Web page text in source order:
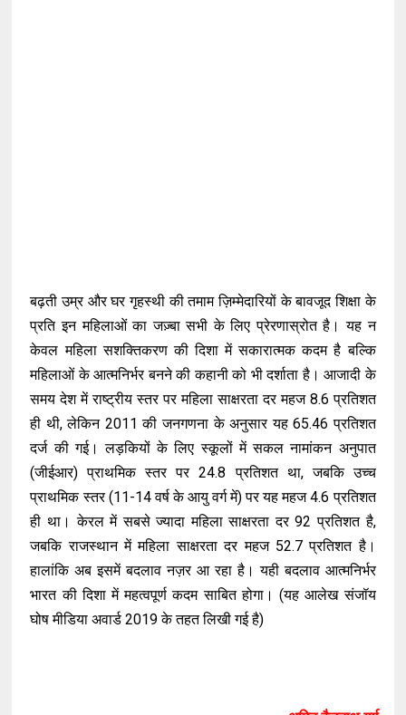
बढ़ती उम्र और घर गृहस्थी की तमाम ज़िम्मेदारियों के बावजूद शिक्षा के
प्रति इन महिलाओं का जज़्बा सभी के लिए प्रेरणास्रोत है। यह न
केवल महिला सशक्तिकरण की दिशा में सकारात्मक कदम है बल्कि
महिलाओं के आत्मनिर्भर बनने की कहानी को भी दर्शाता है। आजादी के
समय देश में राष्ट्रीय स्तर पर महिला साक्षरता दर महज 8.6 प्रतिशत
ही थी, लेकिन 2011 की जनगणना के अनुसार यह 65.46 प्रतिशत
दर्ज की गई। लड़कियों के लिए स्कूलों में सकल नामांकन अनुपात
(जीईआर) प्राथमिक स्तर पर 24.8 प्रतिशत था, जबकि उच्च
प्राथमिक स्तर (11-14 वर्ष के आयु वर्ग में) पर यह महज 4.6 प्रतिशत
ही था। केरल में सबसे ज्यादा महिला साक्षरता दर 92 प्रतिशत है,
जबकि राजस्थान में महिला साक्षरता दर महज 52.7 प्रतिशत है।
हालांकि अब इसमें बदलाव नज़र आ रहा है। यही बदलाव आत्मनिर्भर
भारत की दिशा में महत्वपूर्ण कदम साबित होगा। (यह आलेख संजॉय
घोष मीडिया अवार्ड 2019 के तहत लिखी गई है)